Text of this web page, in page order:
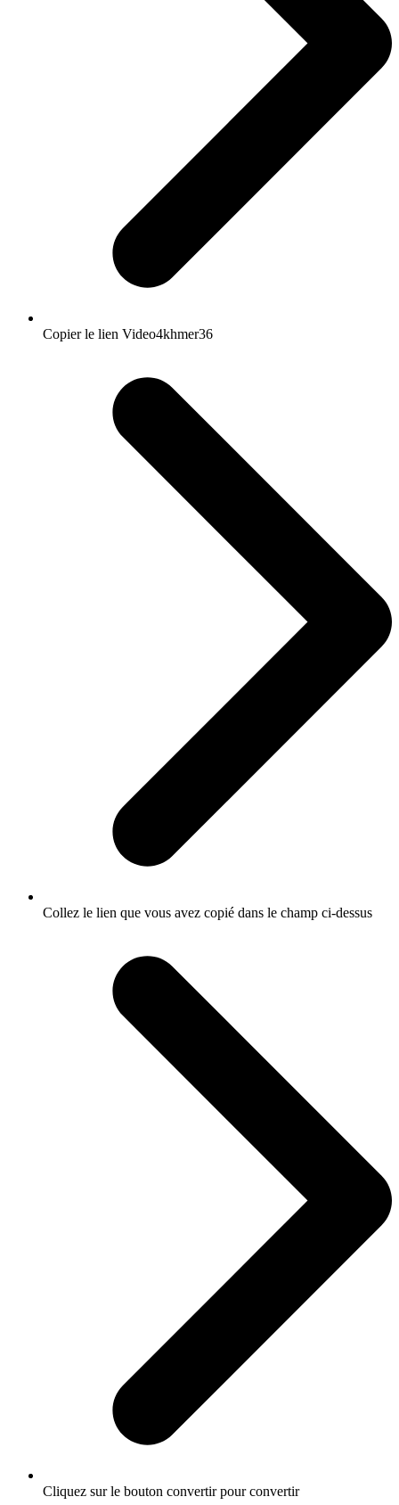
Copier le lien Video4khmer36
Collez le lien que vous avez copié dans le champ ci-dessus
Cliquez sur le bouton convertir pour convertir